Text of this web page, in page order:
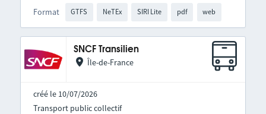
Format GTFS NeTEx SIRI Lite pdf web
SNCF Transilien
Île-de-France
créé le 10/07/2026
Transport public collectif